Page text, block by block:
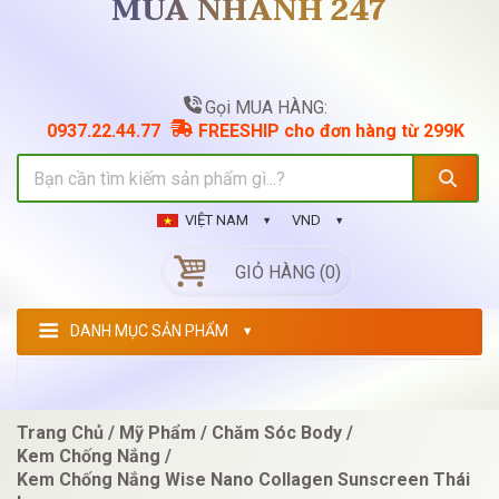
MUA NHANH 247
Gọi MUA HÀNG:
0937.22.44.77
FREESHIP cho đơn hàng từ 299K
VIỆT NAM VND
GIỎ HÀNG (0)
DANH MỤC SẢN PHẨM
Trang Chủ Mỹ Phẩm
Chăm Sóc Body
Kem Chống Nắng
Kem Chống Nắng Wise Nano Collagen Sunscreen Thái